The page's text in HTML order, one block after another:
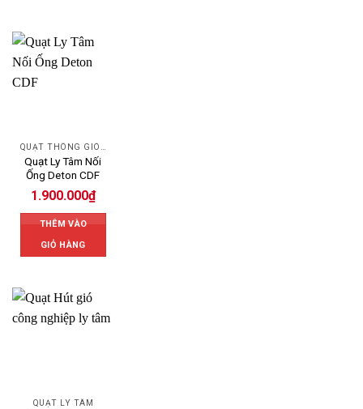
Quạt Ly Tâm Nối
Ống Deton CDF
1.900.000₫
THÊM VÀO
GIỎ HÀNG
QUẠT LY TÂM